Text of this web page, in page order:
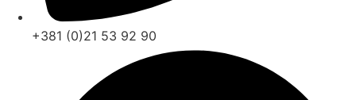
+381 (0)21 53 92 90